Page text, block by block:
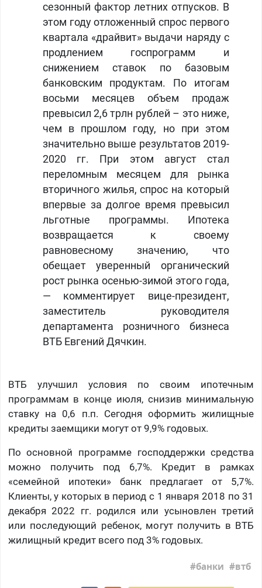
сезонный фактор летних отпусков. В
этом году отложенный спрос первого
квартала «драйвит» выдачи наряду с
продлением госпрограмм и
снижением ставок по базовым
банковским продуктам. По итогам
восьми месяцев объем продаж
превысил 2,6 трлн рублей – это ниже,
чем в прошлом году, но при этом
значительно выше результатов 2019-
2020 гг. При этом август стал
переломным месяцем для рынка
вторичного жилья, спрос на который
впервые за долгое время превысил
льготные программы. Ипотека
возвращается к своему
равновесному значению, что
обещает уверенный органический
рост рынка осенью-зимой этого года,
— комментирует вице-президент,
заместитель руководителя
департамента розничного бизнеса
ВТБ Евгений Дячкин.
ВТБ улучшил условия по своим ипотечным
программам в конце июля, снизив минимальную
ставку на 0,6 п.п. Сегодня оформить жилищные
кредиты заемщики могут от 9,9% годовых.
По основной программе господдержки средства
можно получить под 6,7%. Кредит в рамках
«семейной ипотеки» банк предлагает от 5,7%.
Клиенты, у которых в период с 1 января 2018 по 31
декабря 2022 гг. родился или усыновлен третий
или последующий ребенок, могут получить в ВТБ
жилищный кредит всего под 3% годовых.
банки втб